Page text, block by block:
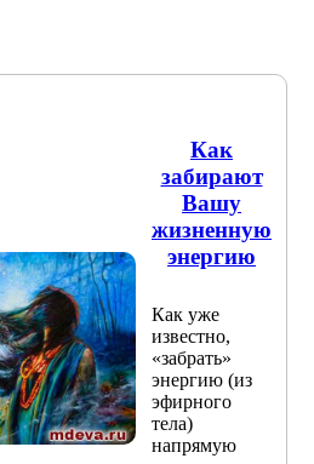
Как
забирают
Вашу
жизненную
энергию
Как уже
известно,
«забрать»
энергию (из
эфирного
тела)
напрямую